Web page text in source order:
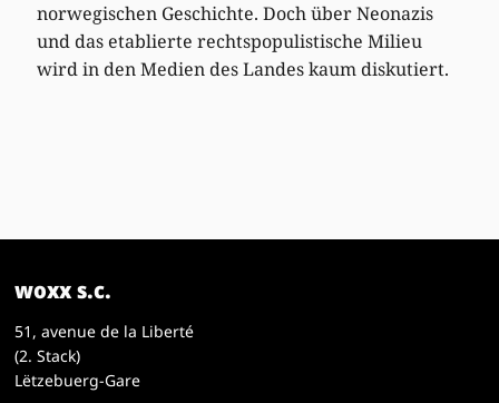
norwegischen Geschichte. Doch über Neonazis
und das etablierte rechtspopulistische Milieu
wird in den Medien des Landes kaum diskutiert.
woxx s.c.
51, avenue de la Liberté
(2. Stack)
Lëtzebuerg-Gare